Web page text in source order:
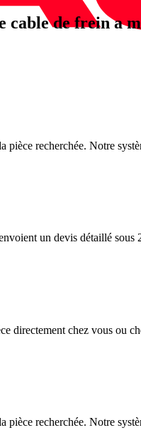
cable de frein a
pièce recherchée. Notre
un devis détaillé
directement chez vous ou
pièce recherchée. Notre